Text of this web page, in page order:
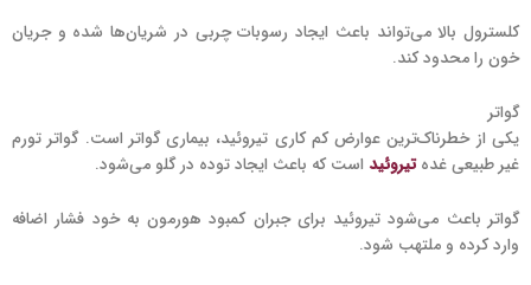
کلسترول بالا می‌تواند باعث ایجاد رسوبات چربی در شریان‌ها شده و جریان
خون را محدود کند.
گواتر
یکی از خطرناک‌ترین عوارض کم کاری تیروئید، بیماری گواتر است. گواتر تورم
غیر طبیعی غدهتیروئید است که باعث ایجاد توده در گلو می‌شود.
گواتر باعث می‌شود تیروئید برای جبران کمبود هورمون به خود فشار اضافه
وارد کرده و ملتهب شود.